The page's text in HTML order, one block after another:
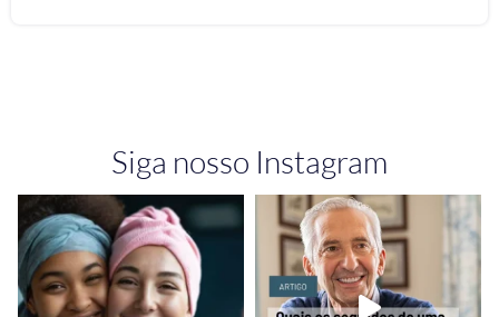
Siga nosso Instagram